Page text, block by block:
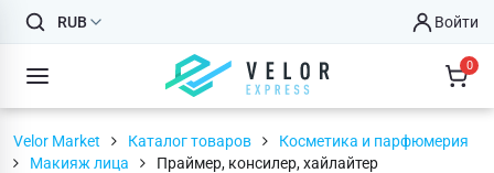
RUB Войти
0
Velor Market Каталог товаров
Косметика и парфюмерия
Макияж лица
Праймер, консилер, хайлайтер